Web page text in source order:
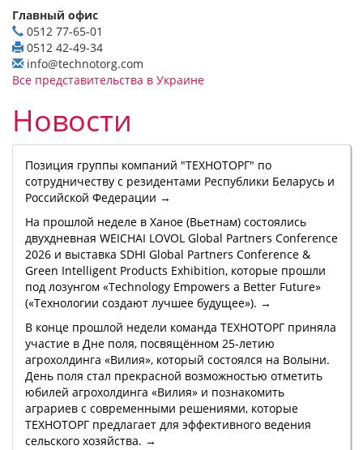
Главный офис
0512 77-65-01
0512 42-49-34
info@technotorg.com
Все представительства в Украине
Новости
Позиция группы компаний "ТЕХНОТОРГ" по
сотрудничеству с резидентами Республики Беларусь и
Российской Федерации →
На прошлой неделе в Ханое (Вьетнам) состоялись
двухдневная WEICHAI LOVOL Global Partners Conference
2026 и выставка SDHI Global Partners Conference &
Green Intelligent Products Exhibition, которые прошли
под лозунгом «Technology Empowers a Better Future»
(«Технологии создают лучшее будущее»). →
В конце прошлой недели команда ТЕХНОТОРГ приняла
участие в Дне поля, посвящённом 25-летию
агрохолдинга «Вилия», который состоялся на Волыни.
День поля стал прекрасной возможностью отметить
юбилей агрохолдинга «Вилия» и познакомить
аграриев с современными решениями, которые
ТЕХНОТОРГ предлагает для эффективного ведения
сельского хозяйства. →